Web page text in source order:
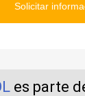
Solicitar
es parte